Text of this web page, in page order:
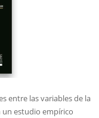
entre las variables de la
un estudio empírico